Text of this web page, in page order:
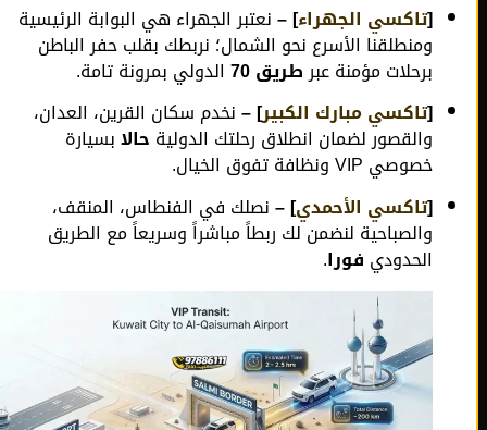
تاكسي الجهراء] –نعتبر الجهراء هي البوابة الرئيسية
ومنطلقنا الأسرع نحو الشمال؛ نربطك بقلب حفر الباطن
برحلات مؤمنة عبرطريق 70 الدولي بمرونة تامة.
تاكسي مبارك الكبير] –نخدم سكان القرين، العدان،
والقصور لضمان انطلاق رحلتك الدوليةحالا بسيارة
خصوصي VIP ونظافة تفوق الخيال.
تاكسي الأحمدي] –نصلك في الفنطاس، المنقف،
والصباحية لنضمن لك ربطاً مباشراً وسريعاً مع الطريق
الحدوديفورا.